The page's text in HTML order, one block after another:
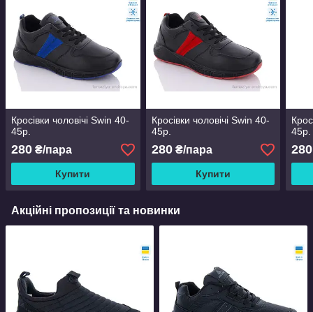
Кросівки чоловічі Swin 40-
45р.
280 ₴/пара
Купити
Кросівки чоловічі Swin 40-
45р.
280₴/пара
Купити
45р.
280
Акційні пропозиції та новинки